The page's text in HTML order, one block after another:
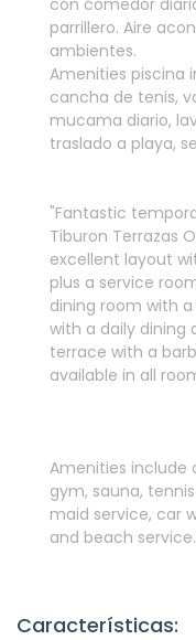
con comedor
parrillero. Aire
ambientes.
Amenities piscina
cancha de tenis,
mucama diario,
traslado a playa,
"Fantastic
Tiburon Terrazas
excellent layout
plus a service
dining room with
with a daily dining
terrace with a
available in all
Amenities include
gym, sauna,
maid service, car
and beach
Características: